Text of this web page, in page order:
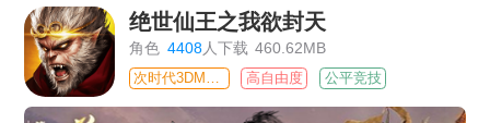
绝世仙王之我欲封天
角色 4408人下载 460.62MB
高自由度 公平竞技